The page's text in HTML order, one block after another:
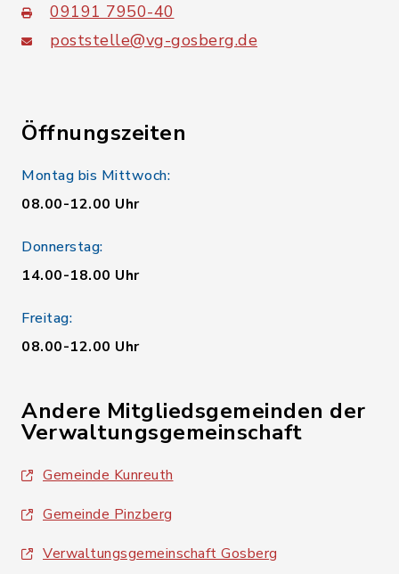
09191 7950-40
poststelle@vg-gosberg.de
Öffnungszeiten
Montag bis Mittwoch:
08.00-12.00 Uhr
Donnerstag:
14.00-18.00 Uhr
Freitag:
08.00-12.00 Uhr
Andere Mitgliedsgemeinden der
Verwaltungsgemeinschaft
Gemeinde Kunreuth
Gemeinde Pinzberg
Verwaltungsgemeinschaft Gosberg